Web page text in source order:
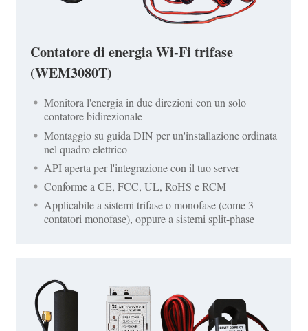
Contatore di energia Wi-Fi trifase
(WEM3080T)
Monitora l'energia in due direzioni con un solo
contatore bidirezionale
Montaggio su guida DIN per un'installazione ordinata
nel quadro elettrico
API aperta per l'integrazione con il tuo server
Conforme a CE, FCC, UL, RoHS e RCM
Applicabile a sistemi trifase o monofase (come 3
contatori monofase), oppure a sistemi split-phase